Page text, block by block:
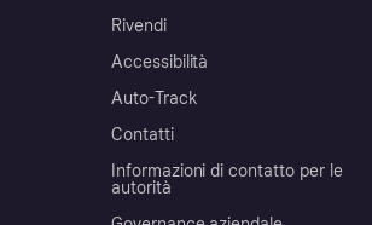
Rivendi
Accessibilità
Auto-Track
Contatti
Informazioni di contatto per le
autorità